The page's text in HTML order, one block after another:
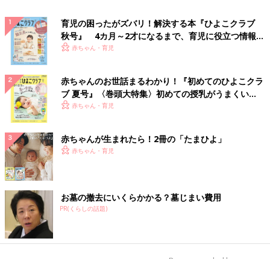
育児の困ったがズバリ！解決する本『ひよこクラブ
秋号』 4カ月～2才になるまで、育児に役立つ情報が
いっぱい！
赤ちゃん・育児
赤ちゃんのお世話まるわかり！『初めてのひよこクラ
ブ 夏号』〈巻頭大特集〉初めての授乳がうまくい
く！ おっぱい・ミルクの基本と夏のトラブル 解決テ
赤ちゃん・育児
赤ちゃんが生まれたら！2冊の「たまひよ」
赤ちゃん・育児
お墓の撤去にいくらかかる？墓じまい費用
PR(くらしの話題)